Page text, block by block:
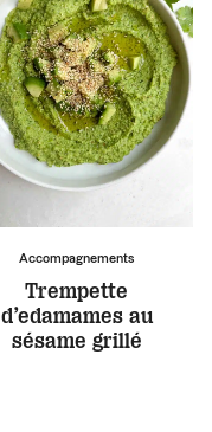
Accompagnements
Trempette
d’edamames au
sésame grillé